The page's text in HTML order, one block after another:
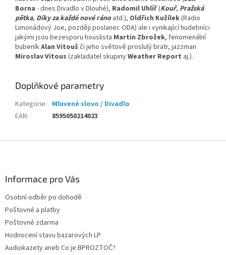
Borna - dnes Divadlo v Dlouhé), Radomil Uhlíř(Kouř, Pražská
pětka, Díky za každé nové ránoatd.), Oldřich Kužílek(Radio
Limonádový Joe, později poslanec ODA) ale i vynikající hudebníci
jakými jsou bezesporu houslista Martin Zbrožek, fenomenální
bubeníkAlan Vitouš či jeho světově proslulý bratr, jazzman
Miroslav Vitous (zakladatel skupinyWeather Report aj.).
Doplňkové parametry
Kategorie: Mluvené slovo / Divadlo
EAN: 8595050214023
Informace pro Vás
Osobní odběr po dohodě
Poštovné a platby
Poštovné zdarma
Hodnocení stavu bazarových LP
Audiokazety aneb Co je BPROZTOČ?